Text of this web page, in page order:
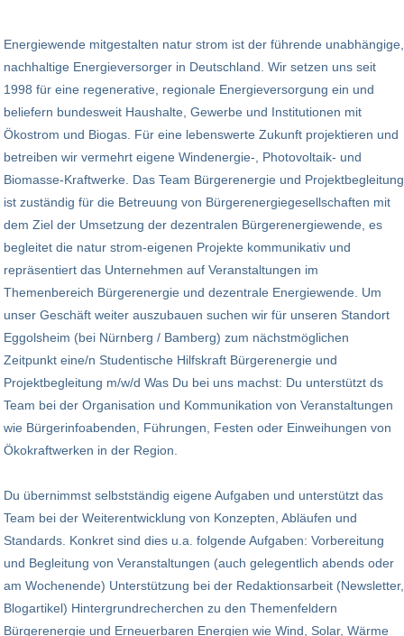
Energiewende mitgestalten natur strom ist der führende unabhängige,
nachhaltige Energieversorger in Deutschland. Wir setzen uns seit
1998 für eine regenerative, regionale Energieversorgung ein und
beliefern bundesweit Haushalte, Gewerbe und Institutionen mit
Ökostrom und Biogas. Für eine lebenswerte Zukunft projektieren und
betreiben wir vermehrt eigene Windenergie-, Photovoltaik- und
Biomasse-Kraftwerke. Das Team Bürgerenergie und Projektbegleitung
ist zuständig für die Betreuung von Bürgerenergiegesellschaften mit
dem Ziel der Umsetzung der dezentralen Bürgerenergiewende, es
begleitet die natur strom-eigenen Projekte kommunikativ und
repräsentiert das Unternehmen auf Veranstaltungen im
Themenbereich Bürgerenergie und dezentrale Energiewende. Um
unser Geschäft weiter auszubauen suchen wir für unseren Standort
Eggolsheim (bei Nürnberg / Bamberg) zum nächstmöglichen
Zeitpunkt eine/n Studentische Hilfskraft Bürgerenergie und
Projektbegleitung m/w/d Was Du bei uns machst: Du unterstützt ds
Team bei der Organisation und Kommunikation von Veranstaltungen
wie Bürgerinfoabenden, Führungen, Festen oder Einweihungen von
Ökokraftwerken in der Region.
Du übernimmst selbstständig eigene Aufgaben und unterstützt das
Team bei der Weiterentwicklung von Konzepten, Abläufen und
Standards. Konkret sind dies u.a. folgende Aufgaben: Vorbereitung
und Begleitung von Veranstaltungen (auch gelegentlich abends oder
am Wochenende) Unterstützung bei der Redaktionsarbeit (Newsletter,
Blogartikel) Hintergrundrecherchen zu den Themenfeldern
Bürgerenergie und Erneuerbaren Energien wie Wind, Solar, Wärme